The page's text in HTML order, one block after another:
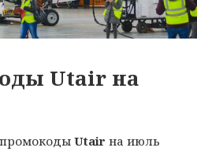
Utair на
промокодыUtair на июль